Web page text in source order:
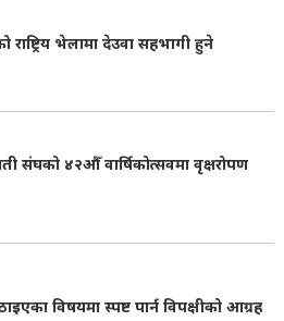
राष्ट्रिय भेलामा देउवा सहभागी हुने
संघको ४२औँ वार्षिकोत्सवमा वृक्षरोपण
विषयमा स्पष्ट पार्न विपक्षीको आग्रह